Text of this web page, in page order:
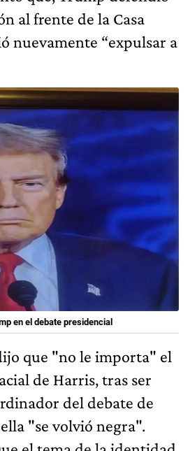
al frente de la Casa
nuevamente “expulsar a
en el debate presidencial
que "no le importa" el
de Harris, tras ser
del debate de
"se volvió negra".